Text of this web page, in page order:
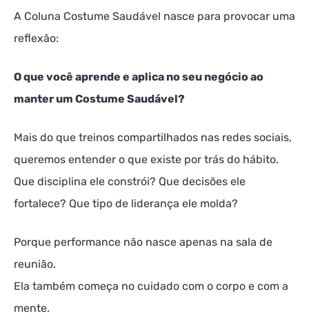
A Coluna Costume Saudável nasce para provocar uma
reflexão:
O que você aprende e aplica no seu negócio ao
manter um Costume Saudável?
Mais do que treinos compartilhados nas redes sociais,
queremos entender o que existe por trás do hábito.
Que disciplina ele constrói? Que decisões ele
fortalece? Que tipo de liderança ele molda?
Porque performance não nasce apenas na sala de
reunião.
Ela também começa no cuidado com o corpo e com a
mente.